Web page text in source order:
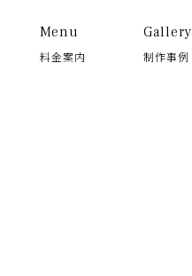
Menu
料金案内
Gallery
制作事例